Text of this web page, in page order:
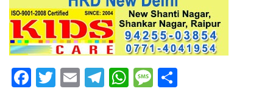
Facebook
Twitter
EmailTelegram
WhatsApp
Message